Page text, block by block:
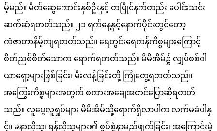
မ့်မည်။ မိတ်ဆွေကောင်းနှစ်ဦးနှင့် တပြိုင်နက်တည်း ပေါင်းသင်း
ဆက်ဆံရတတ်သည်။ ၂၁ ရက်နေ့နှင့်နောက်ပိုင်းတွင်တော့
ကံဇာတာနိမ့်ကျရတတ်သည်။ ရေတွင်းရေကန်ကိစ္စများကြောင့်
စိတ်ညစ်စိတ်သောက ရောက်ရတတ်သည်။ မိမိအိမ်၌ လျှပ်စစ်ဝါ
ယာရှော့များဖြစ်ခြင်း၊ မီးလန့်ခြင်းတို့ ကြုံတွေ့ရတတ်သည်။
အကြွေးကိစ္စများအတွက် စကားအချေအတင်ပြောဆိုရတတ်
သည်။ လူပွေလူရှုပ်များ မိမိအိမ်သို့ရောက်ရှိလာပါက လက်မခံပါနှ
င့်။ မနာလိုသူ၊ ရန်လိုသူများ၏ စွပ်စွဲနာမည်ဖျက်ခြင်း၊ အကြောင်းမဲ့